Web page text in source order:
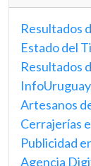
Resultados
Estado del
Resultados
Artesanos
Cerrajerías
Publicidad
Agencia